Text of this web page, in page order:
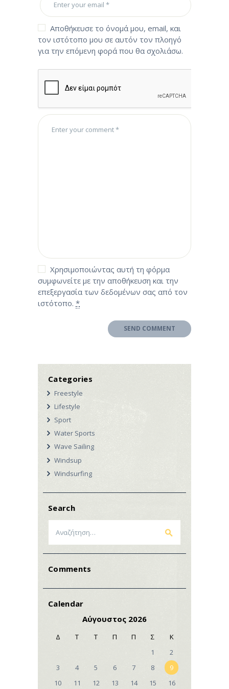
Αποθήκευσε το όνομά μου, email, και
τον ιστότοπο μου σε αυτόν τον πλοηγό
για την επόμενη φορά που θα σχολιάσω.
Χρησιμοποιώντας αυτή τη φόρμα
συμφωνείτε με την αποθήκευση και την
επεξεργασία των δεδομένων σας από τον
ιστότοπο. *
Categories
Freestyle
Lifestyle
Sport
Water Sports
Wave Sailing
Windsup
Windsurfing
Search
για:
Comments
Calendar
Αύγουστος 2026
Δ Τ Τ Π Π Σ
Κ
1
2
3
4 5 6 7 8
9
10
11 12 13 14 15
16